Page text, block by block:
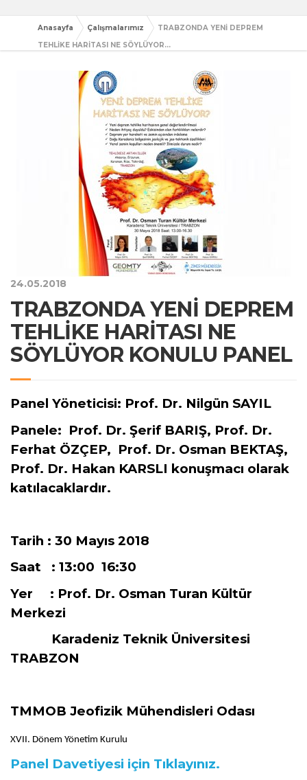
Anasayfa Çalışmalarımız
TRABZONDA YENİ DEPREM
TEHLİKE HARİTASI NE SÖYLÜYOR...
24.05.2018
TRABZONDA YENİ DEPREM
TEHLİKE HARİTASI NE
SÖYLÜYOR KONULU PANEL
Panel Yöneticisi: Prof. Dr. Nilgün SAYIL
Panele: Prof. Dr. Şerif BARIŞ, Prof. Dr.
Ferhat ÖZÇEP, Prof. Dr. Osman BEKTAŞ,
Prof. Dr. Hakan KARSLI konuşmacı olarak
katılacaklardır.
Tarih : 30 Mayıs 2018
Saat : 13:00  16:30
Yer : Prof. Dr. Osman Turan Kültür
Merkezi
Karadeniz Teknik Üniversitesi
TRABZON
TMMOB Jeofizik Mühendisleri Odası
XVII. Dönem Yönetim Kurulu
Panel Davetiyesi için Tıklayınız.